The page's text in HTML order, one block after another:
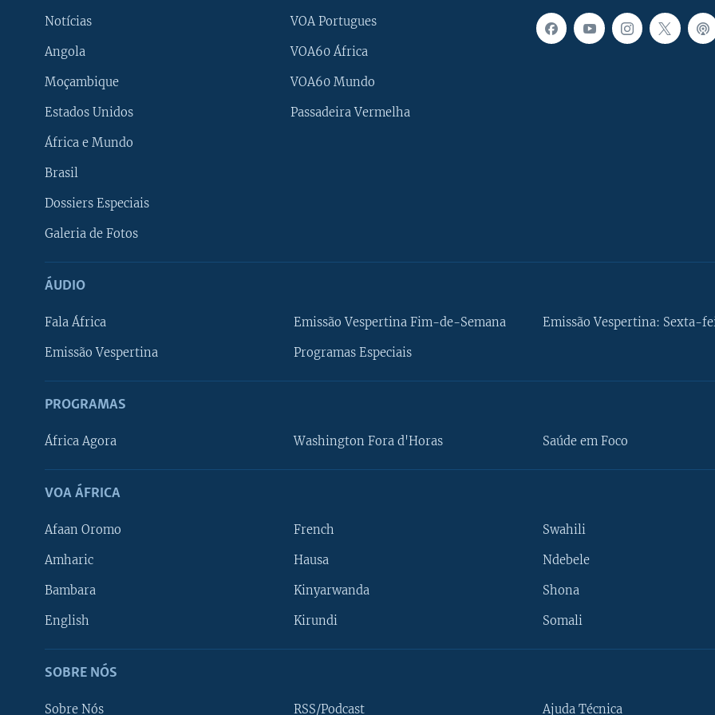
Notícias
Angola
Moçambique
Estados Unidos
África e Mundo
Brasil
Dossiers Especiais
Galeria de Fotos
VOA Portugues
VOA60 África
VOA60 Mundo
Passadeira Vermelha
ÁUDIO
Fala África
Emissão Vespertina
Emissão Vespertina Fim-de-Semana
Programas Especiais
Emissão Vespertina: Sexta-
PROGRAMAS
África Agora Washington Fora d'Horas Saúde em Foco
VOA ÁFRICA
Afaan Oromo
Amharic
Bambara
English
French
Hausa
Kinyarwanda
Kirundi
Swahili
Ndebele
Shona
Somali
SOBRE NÓS
Sobre Nós RSS/Podcast Ajuda Técnica